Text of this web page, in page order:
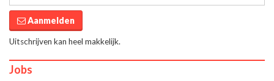
Aanmelden
Uitschrijven kan heel makkelijk.
Jobs